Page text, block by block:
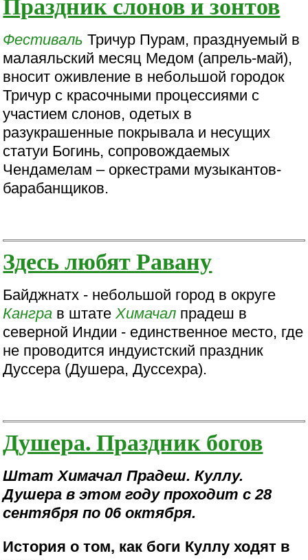
Фестиваль Тричур Пурам, празднуемый в
малаяльский месяц Медом (апрель-май),
вносит оживление в небольшой городок
Тричур с красочными процессиями с
участием слонов, одетых в
разукрашенные покрывала и несущих
статуи Богинь, сопровождаемых
Чендамелам – оркестрами музыкантов-
барабанщиков.
Здесь любят Равану
Байджнатх - небольшой город в округе
Кангра в штатеХимачал прадеш в
северной Индии - единственное место, где
не проводится индуистский праздник
Дуссера (Душера, Дуссехра).
Душера. Праздник богов
Штат Химачал Прадеш. Куллу.
Душера в этом году проходит с 28
сентября по 06 октября.
История о том, как боги Куллу ходят в